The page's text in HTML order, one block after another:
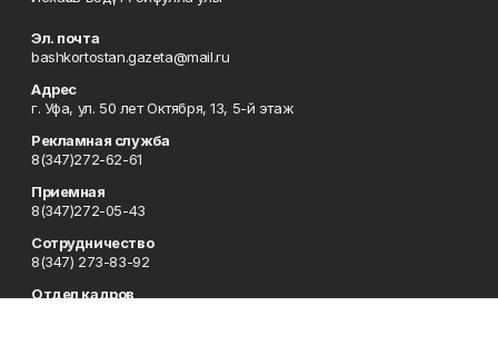
Эл. почта
bashkortostan.gazeta@mail.ru
Адрес
г. Уфа, ул. 50 лет Октября, 13, 5-й этаж
Рекламная служба
8(347)272-62-61
Приемная
8(347)272-05-43
Сотрудничество
8(347) 273-83-92
Отдел кадров